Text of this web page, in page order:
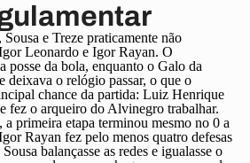
e Treze praticamente não
Leonardo e Igor Rayan. O
posse da bola, enquanto o Galo da
deixava o relógio passar, o que o
chance da partida: Luiz Henrique
fez o arqueiro do Alvinegro trabalhar.
primeira etapa terminou mesmo no 0 a
Rayan fez pelo menos quatro defesas
balançasse as redes e igualasse o